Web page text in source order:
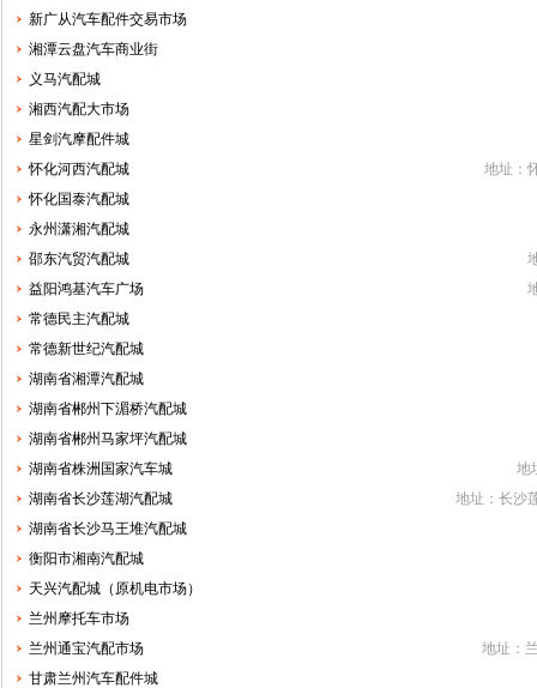
新广从汽车配件交易市场
湘潭云盘汽车商业街
义马汽配城
湘西汽配大市场
星剑汽摩配件城
地址：
怀化河西汽配城
怀化国泰汽配城
永州潇湘汽配城
邵东汽贸汽配城
益阳鸿基汽车广场
常德民主汽配城
常德新世纪汽配城
湖南省湘潭汽配城
湖南省郴州下湄桥汽配城
湖南省郴州马家坪汽配城
地
湖南省株洲国家汽车城
地址：长沙
湖南省长沙莲湖汽配城
湖南省长沙马王堆汽配城
衡阳市湘南汽配城
天兴汽配城（原机电市场）
兰州摩托车市场
地址：
兰州通宝汽配市场
甘肃兰州汽车配件城